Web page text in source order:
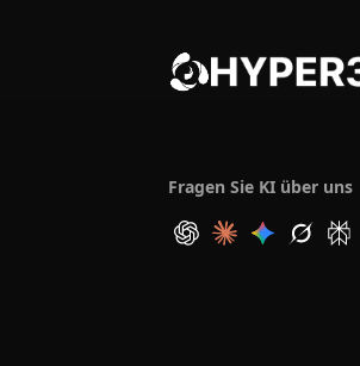
Fragen Sie KI über uns